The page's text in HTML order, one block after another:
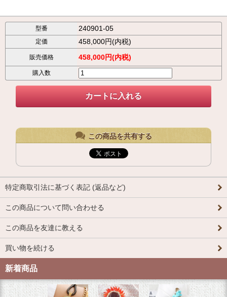
型番 240901-05
定価 458,000円(内税)
販売価格 458,000円(内税)
購入数
この商品を共有する
特定商取引法に基づく表記 (返品など)
この商品について問い合わせる
この商品を友達に教える
買い物を続ける
新着商品